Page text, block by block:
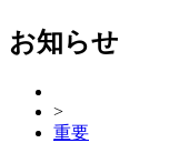
お知らせ
>
重要